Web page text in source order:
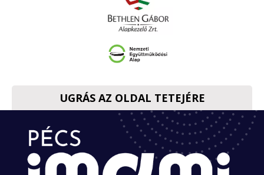
UGRÁS AZ OLDAL TETEJÉRE